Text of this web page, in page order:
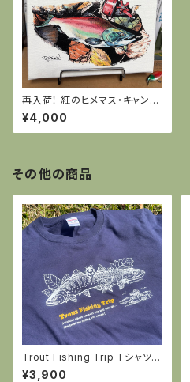
再入荷！ 紅のヒメマス・キャンバ
スアート
¥4,000
その他の商品
Trout Fishing Trip Tシャツ
（インディゴ）
¥3,900